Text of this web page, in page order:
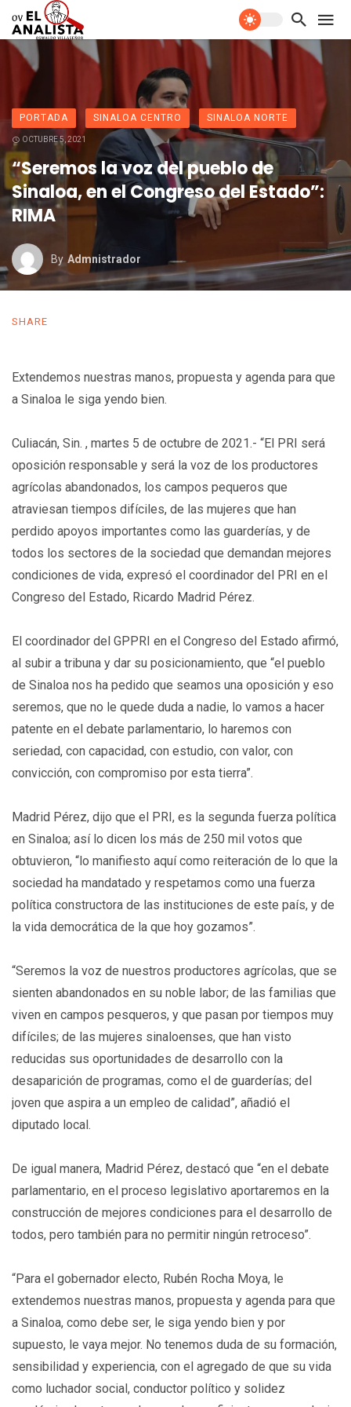
PORTADA SINALOA CENTRO SINALOA NORTE
OCTUBRE 5, 2021
“Seremos la voz del pueblo de
Sinaloa, en el Congreso del Estado”:
RIMA
By Admnistrador
SHARE
Extendemos nuestras manos, propuesta y agenda para que
a Sinaloa le siga yendo bien.
Culiacán, Sin. , martes 5 de octubre de 2021.- “El PRI será
oposición responsable y será la voz de los productores
agrícolas abandonados, los campos pequeros que
atraviesan tiempos difíciles, de las mujeres que han
perdido apoyos importantes como las guarderías, y de
todos los sectores de la sociedad que demandan mejores
condiciones de vida, expresó el coordinador del PRI en el
Congreso del Estado, Ricardo Madrid Pérez.
El coordinador del GPPRI en el Congreso del Estado afirmó,
al subir a tribuna y dar su posicionamiento, que “el pueblo
de Sinaloa nos ha pedido que seamos una oposición y eso
seremos, que no le quede duda a nadie, lo vamos a hacer
patente en el debate parlamentario, lo haremos con
seriedad, con capacidad, con estudio, con valor, con
convicción, con compromiso por esta tierra”.
Madrid Pérez, dijo que el PRI, es la segunda fuerza política
en Sinaloa; así lo dicen los más de 250 mil votos que
obtuvieron, “lo manifiesto aquí como reiteración de lo que la
sociedad ha mandatado y respetamos como una fuerza
política constructora de las instituciones de este país, y de
la vida democrática de la que hoy gozamos”.
“Seremos la voz de nuestros productores agrícolas, que se
sienten abandonados en su noble labor; de las familias que
viven en campos pesqueros, y que pasan por tiempos muy
difíciles; de las mujeres sinaloenses, que han visto
reducidas sus oportunidades de desarrollo con la
desaparición de programas, como el de guarderías; del
joven que aspira a un empleo de calidad”, añadió el
diputado local.
De igual manera, Madrid Pérez, destacó que “en el debate
parlamentario, en el proceso legislativo aportaremos en la
construcción de mejores condiciones para el desarrollo de
todos, pero también para no permitir ningún retroceso”.
“Para el gobernador electo, Rubén Rocha Moya, le
extendemos nuestras manos, propuesta y agenda para que
a Sinaloa, como debe ser, le siga yendo bien y por
supuesto, le vaya mejor. No tenemos duda de su formación,
sensibilidad y experiencia, con el agregado de que su vida
como luchador social, conductor político y solidez